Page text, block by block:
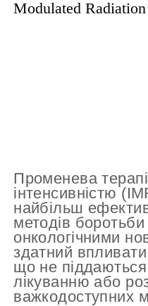
Променева
інтенсивністю
найбільш
методів боротьби
онкологічними
здатний
що не піддаються
лікуванню або
важкодоступних